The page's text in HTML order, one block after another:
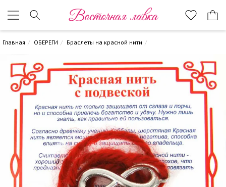
Восточная лавка
Главная ОБЕРЕГИ Браслеты на красной нити